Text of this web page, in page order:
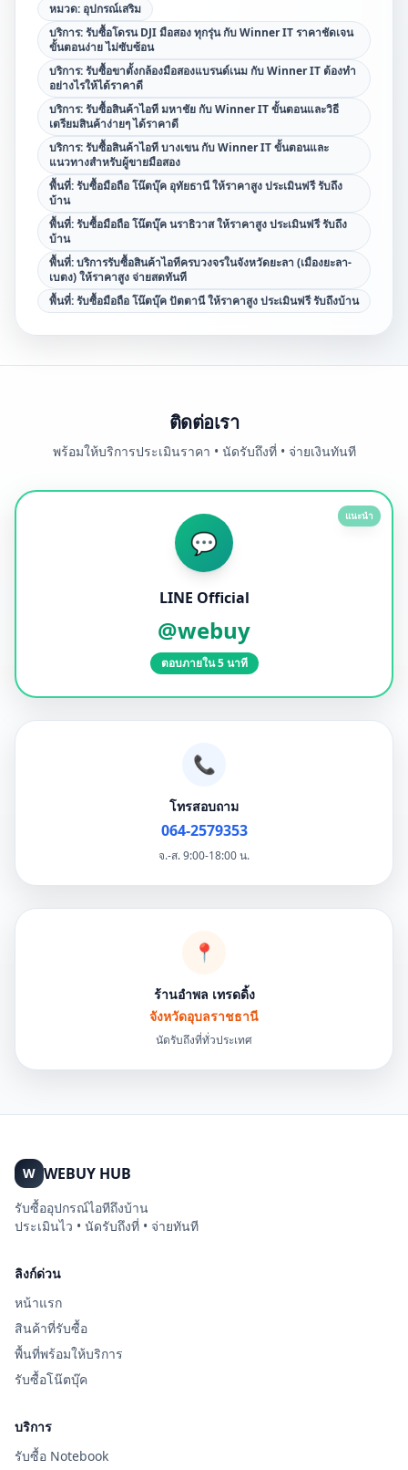
หมวด: อุปกรณ์เสริม
บริการ:รับซื้อโดรน DJI มือสอง ทุกรุ่น กับ Winner IT ราคาชัดเจน
ขั้นตอนง่าย ไม่ซับซ้อน
บริการ:รับซื้อขาตั้งกล้องมือสองแบรนด์เนม กับ Winner IT ต้องทำ
อย่างไรให้ได้ราคาดี
บริการ:รับซื้อสินค้าไอที มหาชัย กับ Winner IT ขั้นตอนและวิธี
เตรียมสินค้าง่ายๆ ได้ราคาดี
บริการ:รับซื้อสินค้าไอที บางเขน กับ Winner IT ขั้นตอนและ
แนวทางสำหรับผู้ขายมือสอง
พื้นที่:รับซื้อมือถือ โน๊ตบุ๊ค อุทัยธานี ให้ราคาสูง ประเมินฟรี รับถึง
บ้าน
พื้นที่:รับซื้อมือถือ โน๊ตบุ๊ค นราธิวาส ให้ราคาสูง ประเมินฟรี รับถึง
บ้าน
พื้นที่:บริการรับซื้อสินค้าไอทีครบวงจรในจังหวัดยะลา (เมืองยะลา-
เบตง) ให้ราคาสูง จ่ายสดทันที
พื้นที่:รับซื้อมือถือ โน๊ตบุ๊ค ปัตตานี ให้ราคาสูง ประเมินฟรี รับถึงบ้าน
ติดต่อเรา
พร้อมให้บริการประเมินราคา • นัดรับถึงที่ • จ่ายเงินทันที
แนะนำ
💬
LINE Official
@webuy
ตอบภายใน 5 นาที
📞
โทรสอบถาม
064-2579353
จ.-ส. 9:00-18:00 น.
📍
ร้านอำพล เทรดดิ้ง
จังหวัดอุบลราชธานี
นัดรับถึงที่ทั่วประเทศ
W WEBUY HUB
รับซื้ออุปกรณ์ไอทีถึงบ้าน
ประเมินไว • นัดรับถึงที่ • จ่ายทันที
ลิงก์ด่วน
หน้าแรก
สินค้าที่รับซื้อ
พื้นที่พร้อมให้บริการ
รับซื้อโน๊ตบุ๊ค
บริการ
รับซื้อ Notebook